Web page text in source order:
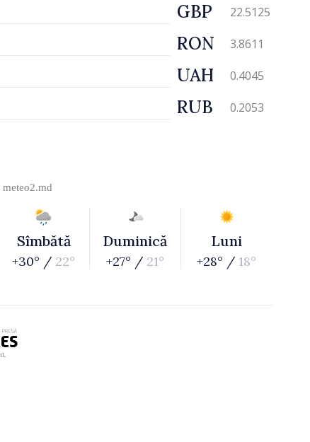
GBP 22.5125
RON 3.8611
UAH 0.4045
RUB 0.2053
meteo2.md
Sîmbătă
+30° / 22°
Duminică
+27° / 21°
Luni
+28° / 18°